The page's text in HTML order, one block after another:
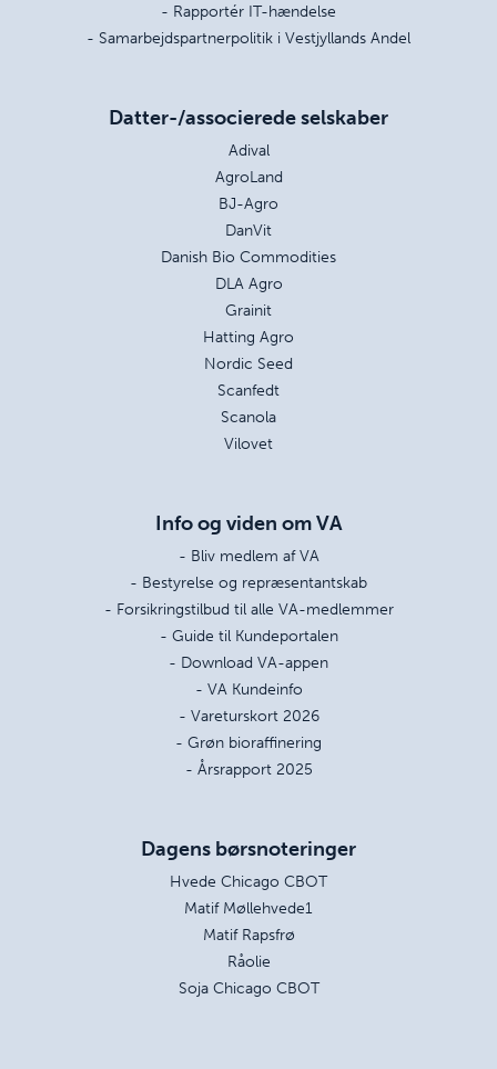
- Rapportér IT-hændelse
- Samarbejdspartnerpolitik i Vestjyllands Andel
Datter-/associerede selskaber
Adival
AgroLand
BJ-Agro
DanVit
Danish Bio Commodities
DLA Agro
Grainit
Hatting Agro
Nordic Seed
Scanfedt
Scanola
Vilovet
Info og viden om VA
- Bliv medlem af VA
- Bestyrelse og repræsentantskab
- Forsikringstilbud til alle VA-medlemmer
- Guide til Kundeportalen
- Download VA-appen
- VA Kundeinfo
- Vareturskort 2026
- Grøn bioraffinering
- Årsrapport 2025
Dagens børsnoteringer
Hvede Chicago CBOT
Matif Møllehvede1
Matif Rapsfrø
Råolie
Soja Chicago CBOT